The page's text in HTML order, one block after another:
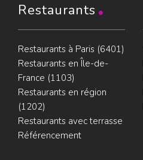
Restaurants
Restaurants à Paris (6401)
Restaurants en Île-de-
France (1103)
Restaurants en région
(1202)
Restaurants avec terrasse
Référencement